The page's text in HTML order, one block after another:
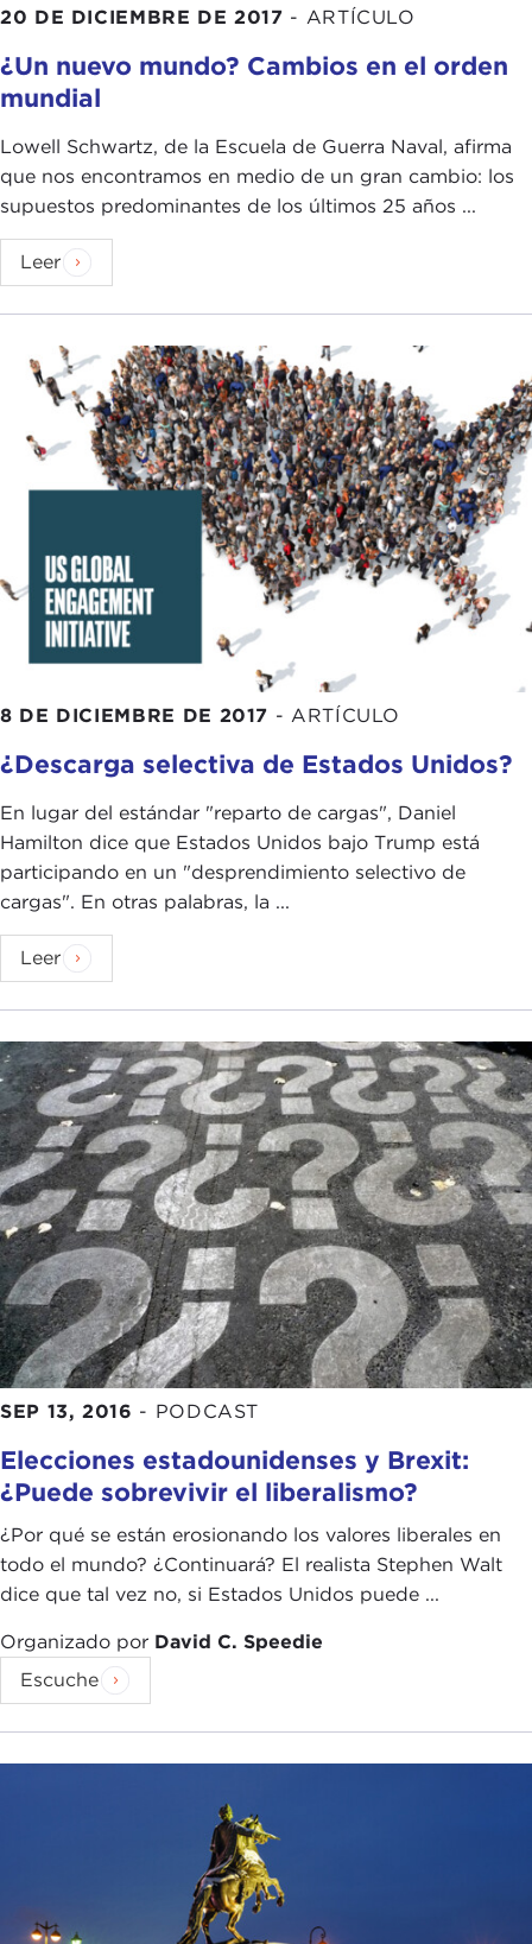
20 DE DICIEMBRE DE 2017 - ARTÍCULO
¿Un nuevo mundo? Cambios en el orden
mundial
Lowell Schwartz, de la Escuela de Guerra Naval, afirma
que nos encontramos en medio de un gran cambio: los
supuestos predominantes de los últimos 25 años ...
Leer
8 DE DICIEMBRE DE 2017 - ARTÍCULO
¿Descarga selectiva de Estados Unidos?
En lugar del estándar "reparto de cargas", Daniel
Hamilton dice que Estados Unidos bajo Trump está
participando en un "desprendimiento selectivo de
cargas". En otras palabras, la ...
Leer
SEP 13, 2016 - PODCAST
Elecciones estadounidenses y Brexit:
¿Puede sobrevivir el liberalismo?
¿Por qué se están erosionando los valores liberales en
todo el mundo? ¿Continuará? El realista Stephen Walt
dice que tal vez no, si Estados Unidos puede ...
Organizado por David C. Speedie
Escuche